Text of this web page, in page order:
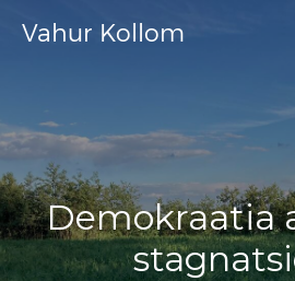
Vahur Kollom
Demokraatia